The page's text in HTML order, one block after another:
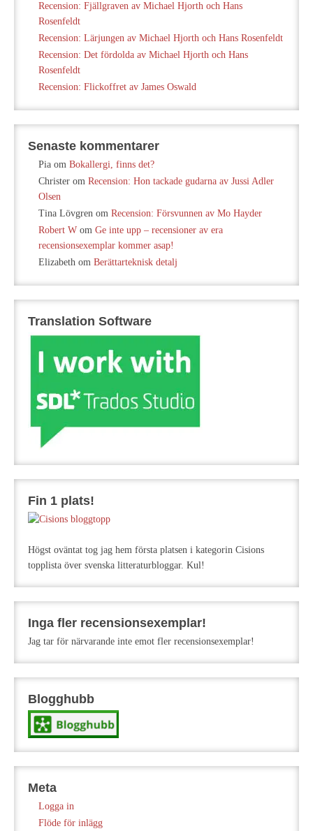
Recension: Fjällgraven av Michael Hjorth och Hans
Rosenfeldt
Recension: Lärjungen av Michael Hjorth och Hans Rosenfeldt
Recension: Det fördolda av Michael Hjorth och Hans
Rosenfeldt
Recension: Flickoffret av James Oswald
Senaste kommentarer
Pia om Bokallergi, finns det?
Christer om Recension: Hon tackade gudarna av Jussi Adler
Olsen
Tina Lövgren om Recension: Försvunnen av Mo Hayder
Robert W om Ge inte upp – recensioner av era
recensionsexemplar kommer asap!
Elizabeth om Berättarteknisk detalj
Translation Software
Fin 1 plats!
Högst oväntat tog jag hem första platsen i kategorin Cisions
topplista över svenska litteraturbloggar. Kul!
Inga fler recensionsexemplar!
Jag tar för närvarande inte emot fler recensionsexemplar!
Blogghubb
Meta
Logga in
Flöde för inlägg